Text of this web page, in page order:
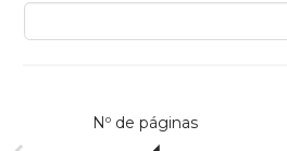
Nº de páginas